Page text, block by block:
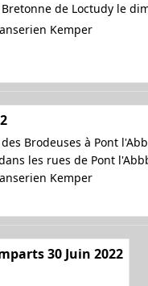
de Loctudy le
Kemper
Brodeuses à Pont
les rues de Pont
Kemper
30 Juin 2022